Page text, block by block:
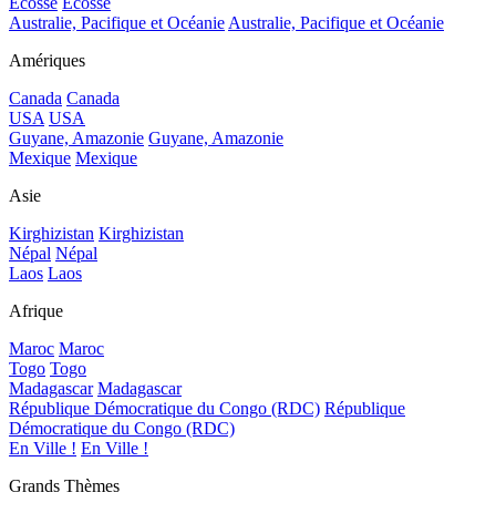
Australie, Pacifique et OcéanieAustralie, Pacifique et Océanie
Amériques
Canada Canada
USA USA
Guyane, Amazonie Guyane, Amazonie
Mexique Mexique
Asie
Kirghizistan Kirghizistan
Népal Népal
Laos Laos
Afrique
Maroc Maroc
Togo Togo
Madagascar Madagascar
République Démocratique du Congo (RDC) République
Démocratique du Congo (RDC)
En Ville ! En Ville !
Grands Thèmes